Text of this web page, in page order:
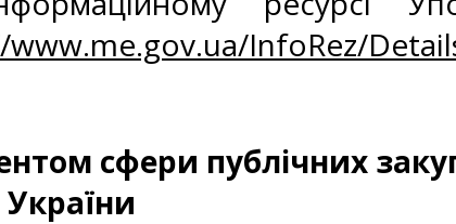
InfoRez/
сфери публічних